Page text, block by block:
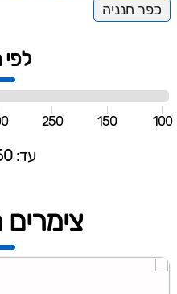
כפר חנניה
100
150
250
עד: 350 ש"ח